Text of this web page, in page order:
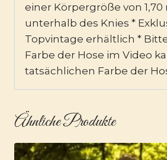
einer Körpergröße von
unterhalb des Knies *
Topvintage erhältlich *
Farbe der Hose im Video
tatsächlichen Farbe der
Ähnliche Produkte